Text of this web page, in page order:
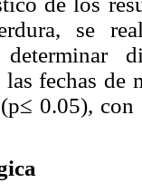
se
fechas
0.05),